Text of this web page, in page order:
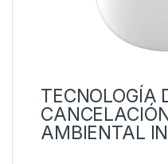
TECNOLOGÍA
AMBIENTAL